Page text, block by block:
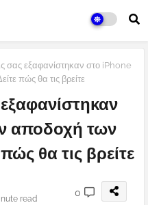
σας εξαφανίστηκαν στο iPhone
πώς θα τις βρείτε
αποδοχή των
θα τις βρείτε
read
0